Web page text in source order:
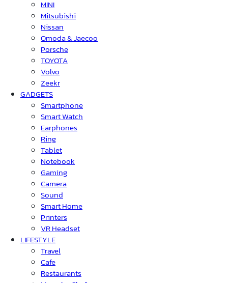
MINI
Mitsubishi
Nissan
Omoda & Jaecoo
Porsche
TOYOTA
Volvo
Zeekr
GADGETS
Smartphone
Smart Watch
Earphones
Ring
Tablet
Notebook
Gaming
Camera
Sound
Smart Home
Printers
VR Headset
LIFESTYLE
Travel
Cafe
Restaurants